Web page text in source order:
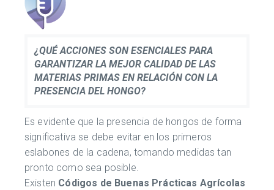
¿QUÉ ACCIONES SON ESENCIALES PARA
GARANTIZAR LA MEJOR CALIDAD DE LAS
MATERIAS PRIMAS EN RELACIÓN CON LA
PRESENCIA DEL HONGO?
Es evidente que la presencia de hongos de forma
significativa se debe evitar en los primeros
eslabones de la cadena, tomando medidas tan
pronto como sea posible.
Existen Códigos de Buenas Prácticas Agrícolas